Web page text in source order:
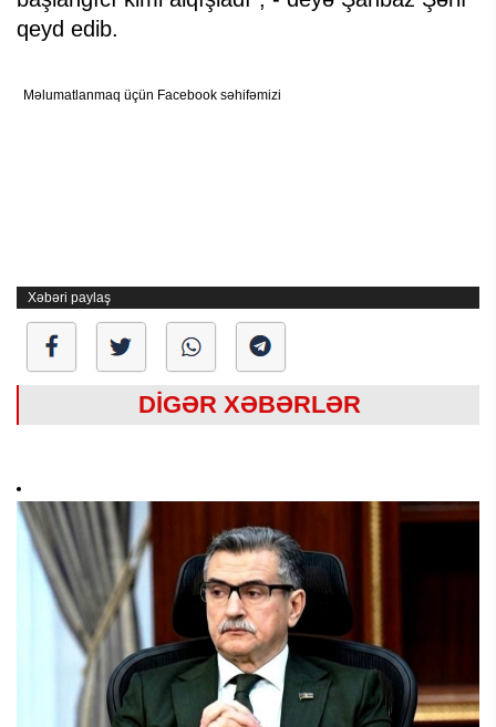
qeyd edib.
Məlumatlanmaq üçün Facebook səhifəmizi
Xəbəri paylaş
DİGƏR XƏBƏRLƏR